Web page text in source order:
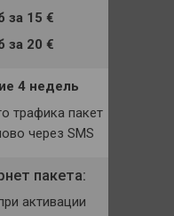
за15 €
за20 €
4 недель
трафика пакет
через SMS
пакета:
активации